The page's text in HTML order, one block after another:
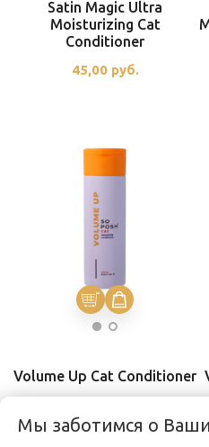
Satin Magic Ultra
Moisturizing Cat
Conditioner
45,00 руб.
Volume Up Cat Conditioner
Мы заботимся о